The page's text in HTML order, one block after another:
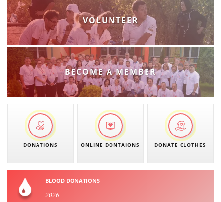
VOLUNTEER
BECOME A MEMBER
DONATIONS ONLINE DONTAIONS DONATE CLOTHES
BLOOD DONATIONS
2026